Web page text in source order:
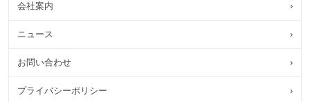
会社案内 ›
ニュース ›
お問い合わせ ›
プライバシーポリシー ›